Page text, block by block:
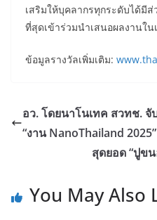
เสริมให้บุคลากรทุกระดับได้มี
ที่สุดเข้าร่วมนำเสนอผลงานใ
ข้อมูลรางวัลเพิ่มเติม:
อว. โดยนาโนเทค สวทช.
“งาน NanoThailand 2025”
สุดยอด “ปูข
You May Also